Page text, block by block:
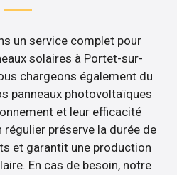
un service complet pour
solaires à Portet-sur-
chargeons également du
panneaux photovoltaïques
et leur efficacité
préserve la durée de
et garantit une production
En cas de besoin, notre